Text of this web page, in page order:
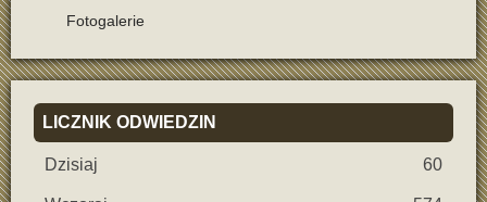
Fotogalerie
LICZNIK ODWIEDZIN
Dzisiaj 60